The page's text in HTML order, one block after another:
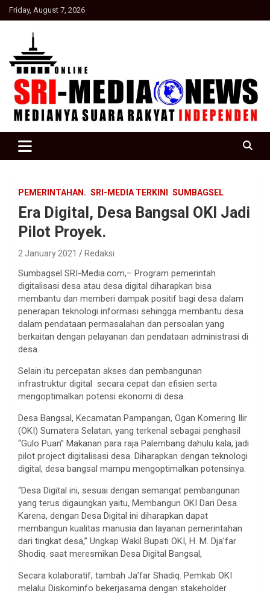
Skip
to
Friday, August 7, 2026
SRI Media news
PEMERINTAHAN. SRI-MEDIA TERKINI SUMBAGSEL
Era Digital, Desa Bangsal OKI Jadi
Pilot Proyek.
2 January 2021 Redaksi
Sumbagsel SRI-Media.com,– Program pemerintah
digitalisasi desa atau desa digital diharapkan bisa
membantu dan memberi dampak positif bagi desa dalam
penerapan teknologi informasi sehingga membantu desa
dalam pendataan permasalahan dan persoalan yang
berkaitan dengan pelayanan dan pendataan administrasi di
desa.
Selain itu percepatan akses dan pembangunan
infrastruktur digital secara cepat dan efisien serta
mengoptimalkan potensi ekonomi di desa.
Desa Bangsal, Kecamatan Pampangan, Ogan Komering Ilir
(OKI) Sumatera Selatan, yang terkenal sebagai penghasil
“Gulo Puan” Makanan para raja Palembang dahulu kala, jadi
pilot project digitalisasi desa. Diharapkan dengan teknologi
digital, desa bangsal mampu mengoptimalkan potensinya.
“Desa Digital ini, sesuai dengan semangat pembangunan
yang terus digaungkan yaitu, Membangun OKI Dari Desa.
Karena, dengan Desa Digital ini diharapkan dapat
membangun kualitas manusia dan layanan pemerintahan
dari tingkat desa,” Ungkap Wakil Bupati OKI, H. M. Dja’far
Shodiq. saat meresmikan Desa Digital Bangsal,
Secara kolaboratif, tambah Ja’far Shadiq. Pemkab OKI
melalui Diskominfo bekerjasama dengan stakeholder